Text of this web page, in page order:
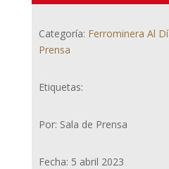
Categoría: Ferrominera Al
Prensa
Etiquetas:
Por: Sala de Prensa
Fecha: 5 abril 2023